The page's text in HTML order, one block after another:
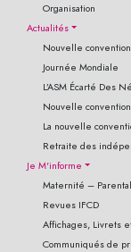
Organisation
Actualités
Nouvelle
Journée Mondiale
L’ASM Écarté Des
Nouvelle convention
La nouvelle
Retraite des
Je M'informe
Maternité –
Revues IFCD
Affichages, Livrets
Communiqués de